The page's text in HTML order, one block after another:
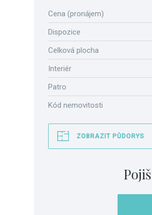
Cena (pronájem)
Dispozice
Celková plocha
Interiér
Patro
Kód nemovitosti
ZOBRAZIT PŮDORYS